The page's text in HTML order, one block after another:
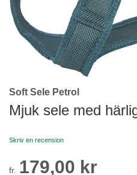
Skip
to
the
of
images
Soft Sele Petrol
Mjuk sele med
Skriv en recension
fr. 179,00 kr